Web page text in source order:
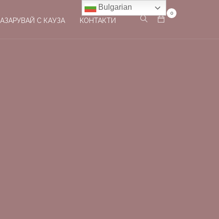
0
С КАУЗА КОНТАКТИ
Bulgarian